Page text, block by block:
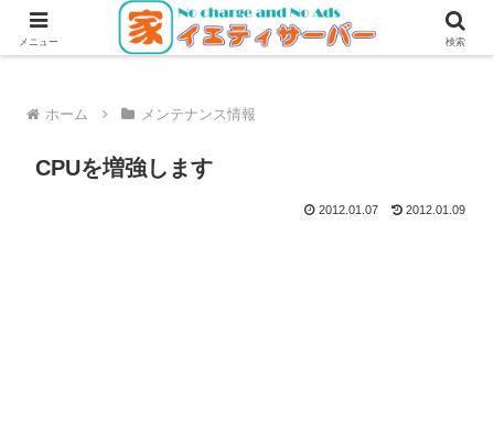
無料・無広告で使えるレンタルサーバー
ホーム メンテナンス情報
CPUを増強します
2012.01.07 2012.01.09
メニュー 検索